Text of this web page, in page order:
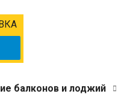
балконов и лоджий